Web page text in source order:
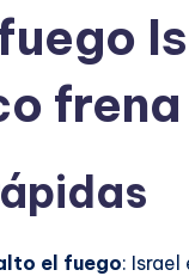
el fuego: